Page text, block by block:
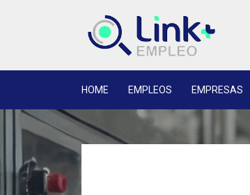
HOME EMPLEOS EMPRESAS